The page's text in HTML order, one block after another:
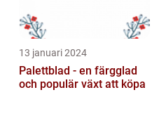
13 januari 2024
Palettblad - en färgglad
och populär växt att köpa